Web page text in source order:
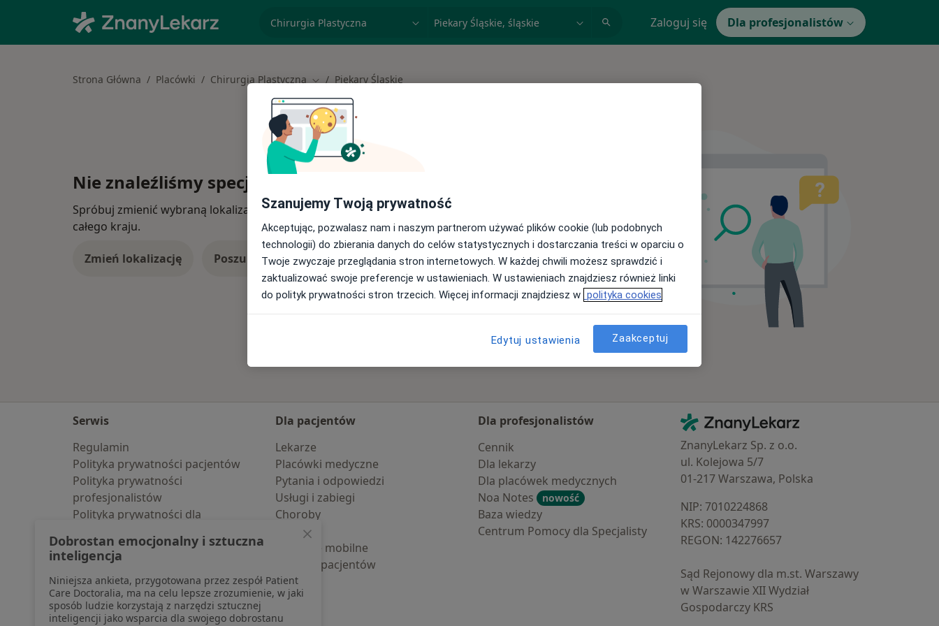
miasto lub dzielnica Zaloguj się Dla profesjonalistów
Strona Główna Placówki Chirurgia Plastyczna Zmień miasto
Piekary Śląskie
Nie znaleźliśmy specjalistów spełniających podane kryteria
Spróbuj zmienić wybraną lokalizację lub wypróbuj konsultacje online ze specjalistami z
całego kraju.
Zmień lokalizację Poszukaj konsultacji online
Serwis
Regulamin
Polityka prywatności pacjentów
Polityka prywatności
profesjonalistów
Polityka prywatności dla
pozyskaliśmy samodzielnie
Polityka cookies
Jak działają wyniki wyszukiwania
Dostępność
O nas
Dla pacjentów
Lekarze
Placówki medyczne
Pytania i odpowiedzi
Usługi i zabiegi
Choroby
Pomoc
Aplikacje mobilne
Blog dla pacjentów
Dla profesjonalistów
Cennik
Dla lekarzy
Dla placówek medycznych
Noa Notes
nowość
Baza wiedzy
Centrum Pomocy dla Specjalisty
Kontakt
ZnanyLekarz - Strona główna
ZnanyLekarz Sp. z o.o.
ul. Kolejowa 5/7
01-217 Warszawa, Polska
NIP: ⁠7010224868
KRS: ⁠0000347997
REGON: ⁠142276657
Sąd Rejonowy dla m.st. Warszawy
w Warszawie XII Wydział
Gospodarczy KRS
Szanujemy Twoją prywatność
Akceptując, pozwalasz nam i naszym partnerom używać plików cookie (lub podobnych
technologii) do zbierania danych do celów statystycznych i dostarczania treści w oparciu o
Twoje zwyczaje przeglądania stron internetowych. W każdej chwili możesz sprawdzić i
zaktualizować swoje preferencje w ustawieniach. W ustawieniach znajdziesz również linki
do polityk prywatności stron trzecich. Więcej informacji znajdziesz w polityka cookies
Edytuj ustawienia Zaakceptuj
Dobrostan emocjonalny i sztuczna
inteligencja
Niniejsza ankieta, przygotowana przez zespół Patient
Care Doctoralia, ma na celu lepsze zrozumienie, w jaki
sposób ludzie korzystają z narzędzi sztucznej
inteligencji jako wsparcia dla swojego dobrostanu